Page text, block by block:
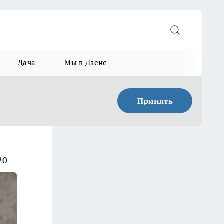
Дача Мы в Дзене
Принять